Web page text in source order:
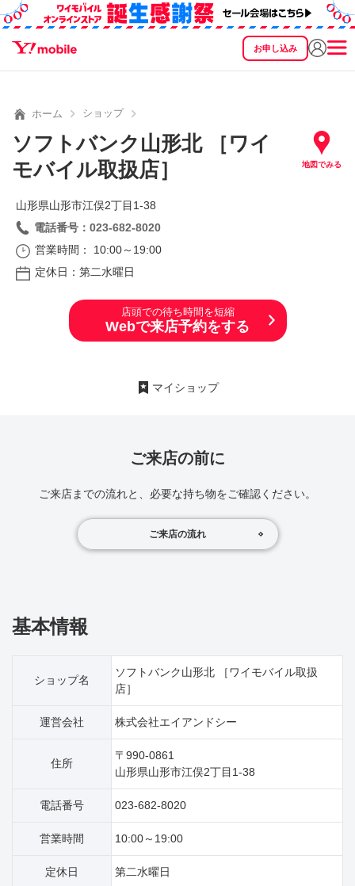
お申し込み
SEARCH
ホーム ショップ
ソフトバンク山形北 ［ワイ
モバイル取扱店］
地図でみる
山形県山形市江俣2丁目1‐38
電話番号：023-682-8020
営業時間： 10:00～19:00
定休日：第二水曜日
店頭での待ち時間を短縮
Webで来店予約をする
マイショップ
ご来店の前に
ご来店までの流れと、必要な持ち物をご確認ください。
ご来店の流れ
基本情報
ショップ名
ソフトバンク山形北 ［ワイモバイル取扱
店］
運営会社 株式会社エイアンドシー
住所
〒990-0861
山形県山形市江俣2丁目1‐38
電話番号 023-682-8020
営業時間 10:00～19:00
定休日 第二水曜日